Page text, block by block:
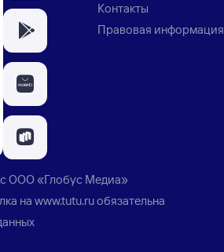
Контакты
Правовая информация
ООО «Глобус Медиа»
на www.tutu.ruобязательна